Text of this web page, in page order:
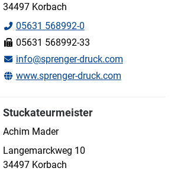
34497 Korbach
05631 568992-0
05631 568992-33
info@sprenger-druck.com
www.sprenger-druck.com
Stuckateurmeister
Achim Mader
Langemarckweg 10
34497 Korbach